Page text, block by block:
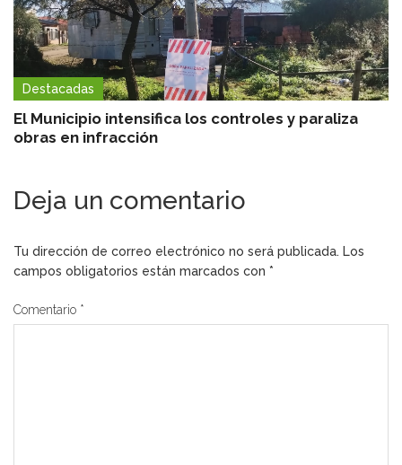
Destacadas
El Municipio intensifica los controles y paraliza
obras en infracción
Deja un comentario
Tu dirección de correo electrónico no será publicada. Los
campos obligatorios están marcados con *
Comentario *